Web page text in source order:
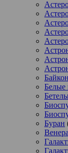
Белые
Буран